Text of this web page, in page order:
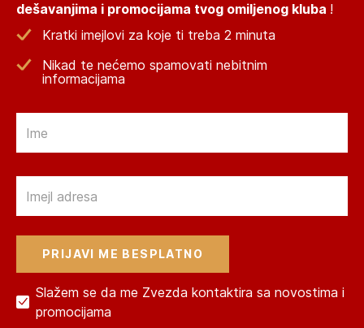
dešavanjima i promocijama tvog omiljenog kluba !
Kratki imejlovi za koje ti treba 2 minuta
Nikad te nećemo spamovati nebitnim
informacijama
Slažem se da me Zvezda kontaktira sa novostima i
promocijama